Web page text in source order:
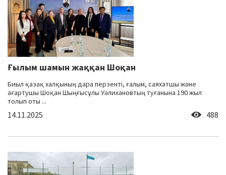
Ғылым шамын жаққан Шоқан
Биыл қазақ халқының дара перзенті, ғалым, саяхатшы және
ағартушы Шоқан Шыңғысұлы Уәлихановтың туғанына 190 жыл
толып оты ...
14.11.2025 488